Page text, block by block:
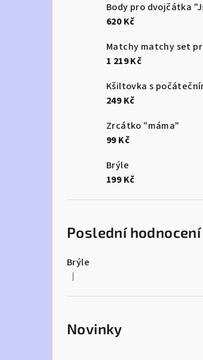
620 Kč
1 219 Kč
249 Kč
Zrcátko "máma"
99 Kč
Brýle
199 Kč
Poslední
Brýle
Hodnocení produktu je 5 z 5
Novinky